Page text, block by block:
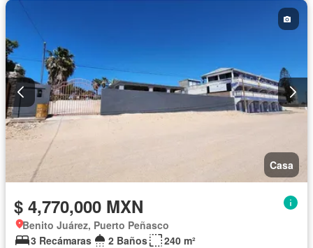
Casa
$ 4,770,000 MXN
Benito Juárez, Puerto Peñasco
3 Recámaras
2 Baños
240 m²